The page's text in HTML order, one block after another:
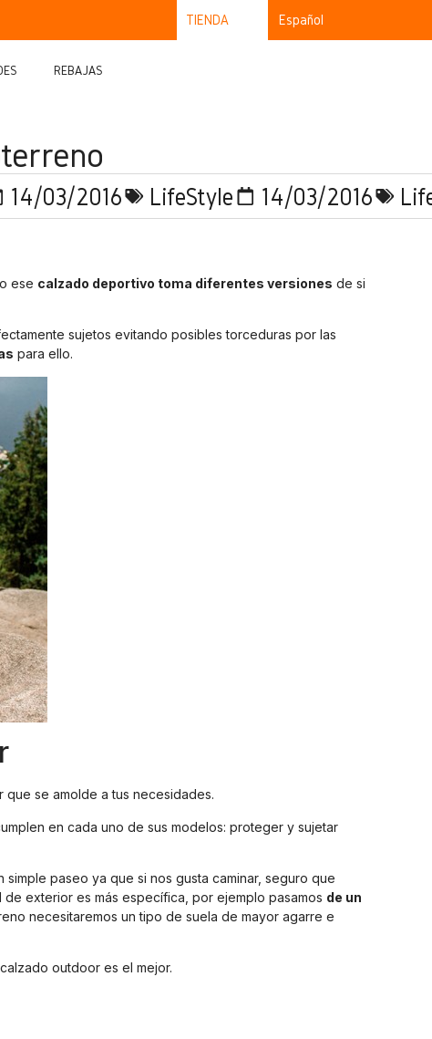
Español
TIENDA
REBAJAS
14/03/2016 LifeStyle 14/03/2016
ese calzado deportivo toma diferentes versiones de si
sujetos evitando posibles torceduras por las
para ello.
se amolde a tus necesidades.
en cada uno de sus modelos: proteger y sujetar
paseo ya que si nos gusta caminar, seguro que
de exterior es más específica, por ejemplo pasamos de un
necesitaremos un tipo de suela de mayor agarre e
outdoor es el mejor.